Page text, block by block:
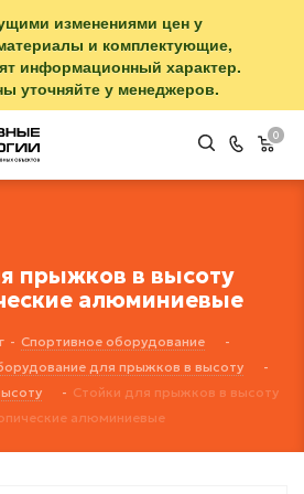
изменениями цен у
и комплектующие,
информационный характер.
уточняйте у менеджеров.
0
прыжков в высоту
алюминиевые
- Спортивное оборудование
-
для прыжков в высоту
-
- Стойки для прыжков в высоту
алюминиевые